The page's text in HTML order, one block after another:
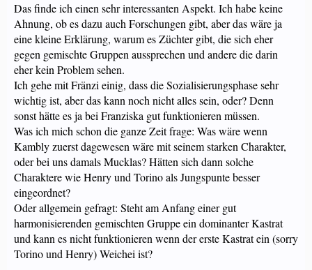
Das finde ich einen sehr interessanten Aspekt. Ich habe keine
Ahnung, ob es dazu auch Forschungen gibt, aber das wäre ja
eine kleine Erklärung, warum es Züchter gibt, die sich eher
gegen gemischte Gruppen aussprechen und andere die darin
eher kein Problem sehen.
Ich gehe mit Fränzi einig, dass die Sozialisierungsphase sehr
wichtig ist, aber das kann noch nicht alles sein, oder? Denn
sonst hätte es ja bei Franziska gut funktionieren müssen.
Was ich mich schon die ganze Zeit frage: Was wäre wenn
Kambly zuerst dagewesen wäre mit seinem starken Charakter,
oder bei uns damals Mucklas? Hätten sich dann solche
Charaktere wie Henry und Torino als Jungspunte besser
eingeordnet?
Oder allgemein gefragt: Steht am Anfang einer gut
harmonisierenden gemischten Gruppe ein dominanter Kastrat
und kann es nicht funktionieren wenn der erste Kastrat ein (sorry
Torino und Henry) Weichei ist?